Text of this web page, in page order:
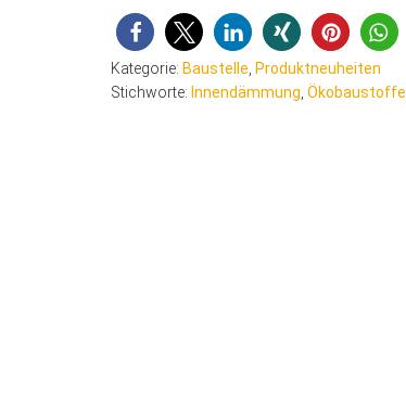
Kategorie: Baustelle Produktneuheiten
Stichworte: Innendämmung Ökobaustoffe